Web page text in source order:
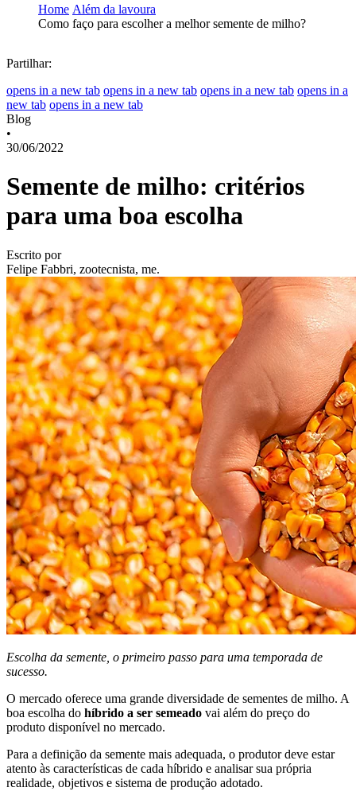
Home Além da lavoura
Como faço para escolher a melhor semente de milho?
Partilhar:
opens in a new tab opens in a new tab opens in a new tab opens in a
new tab opens in a new tab
Blog
•
30/06/2022
Semente de milho: critérios
para uma boa escolha
Escrito por
Felipe Fabbri, zootecnista, me.
Escolha da semente, o primeiro passo para uma temporada de
sucesso.
O mercado oferece uma grande diversidade de sementes de milho. A
boa escolha do híbrido a ser semeado vai além do preço do
produto disponível no mercado.
Para a definição da semente mais adequada, o produtor deve estar
atento às características de cada híbrido e analisar sua própria
realidade, objetivos e sistema de produção adotado.